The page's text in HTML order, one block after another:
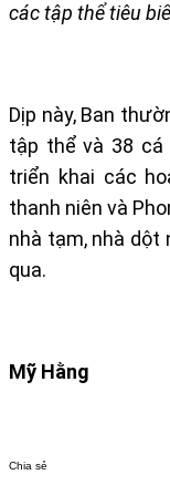
các tập thể tiêu
Dịp này, Ban
tập thể và 38 cá
triển khai các
thanh niên và
nhà tạm, nhà
qua.
Mỹ Hằng
Chia sẻ